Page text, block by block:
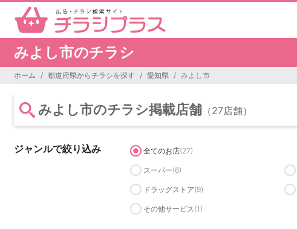
みよし市のチラシ
ホーム 都道府県からチラシを探す 愛知県 みよし市
みよし市のチラシ掲載店舗 （27店舗）
ジャンルで絞り込み 全てのお店(27)
スーパー(6)
ドラッグストア(9)
その他サービス(1)